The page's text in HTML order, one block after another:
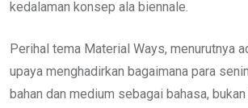
kedalaman konsep ala biennale.
Perihal tema Material Ways, menurutnya
upaya menghadirkan bagaimana para
bahan dan medium sebagai bahasa,